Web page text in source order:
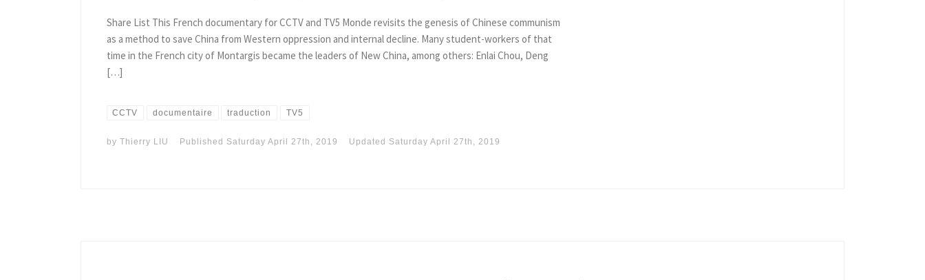
Share List This French documentary for CCTV and TV5 Monde revisits the genesis of Chinese communism
as a method to save China from Western oppression and internal decline. Many student-workers of that
time in the French city of Montargis became the leaders of New China, among others: Enlai Chou, Deng
[…]
CCTV documentaire traduction TV5
by Thierry LIU Published Saturday April 27th, 2019 Updated Saturday April 27th, 2019